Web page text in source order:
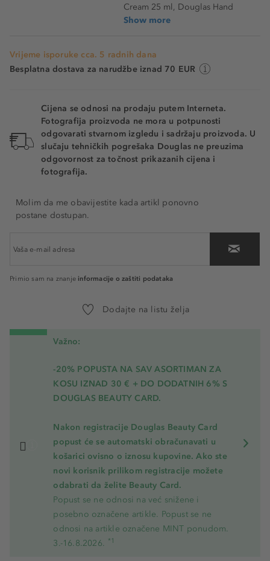
Cream 25 ml, Douglas Hand
Show more
Vrijeme isporuke cca. 5 radnih dana
Besplatna dostava za narudžbe iznad 70 EUR
Cijena se odnosi na prodaju putem Interneta.
Fotografija proizvoda ne mora u potpunosti
odgovarati stvarnom izgledu i sadržaju proizvoda. U
slučaju tehničkih pogrešaka Douglas ne preuzima
odgovornost za točnost prikazanih cijena i
fotografija.
Molim da me obavijestite kada artikl ponovno
postane dostupan.
Primio sam na znanje informacije o zaštiti podataka
Dodajte na listu želja
Važno:
-20% POPUSTA NA SAV ASORTIMAN ZA
KOSU IZNAD 30 € + DO DODATNIH 6% S
DOUGLAS BEAUTY CARD.
Nakon registracije Douglas Beauty Card
popust će se automatski obračunavati u
košarici ovisno o iznosu kupovine. Ako ste
novi korisnik prilikom registracije možete
odabrati da želite Beauty Card.
Popust se ne odnosi na već snižene i
posebno označene artikle. Popust se ne
odnosi na artikle označene MINT ponudom.
3.-16.8.2026. *1